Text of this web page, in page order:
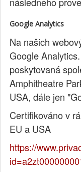
Google Analytics
Na našich
Google
poskytovaná
Amphitheatre
USA, dále jen
Certifikováno v
EU a USA
https://